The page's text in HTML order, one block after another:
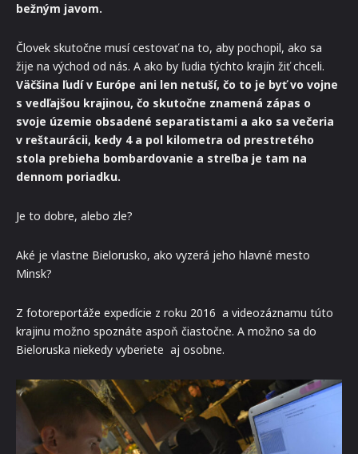
bežným javom.
Človek skutočne musí cestovať na to, aby pochopil, ako sa
žije na východ od nás. A ako by ľudia týchto krajín žiť chceli.
Väčšina ľudí v Európe ani len netuší, čo to je byť vo vojne
s vedľajšou krajinou, čo skutočne znamená zápas o
svoje územie obsadené separatistami a ako sa večeria
v reštaurácii, kedy 4 a pol kilometra od prestretého
stola prebieha bombardovanie a streľba je tam na
dennom poriadku.
Je to dobre, alebo zle?
Aké je vlastne Bielorusko, ako vyzerá jeho hlavné mesto
Minsk?
Z fotoreportáže expedície z roku 2016 a videozáznamu túto
krajinu možno spoznáte aspoň čiastočne. A možno sa do
Bieloruska niekedy vyberiete aj osobne.